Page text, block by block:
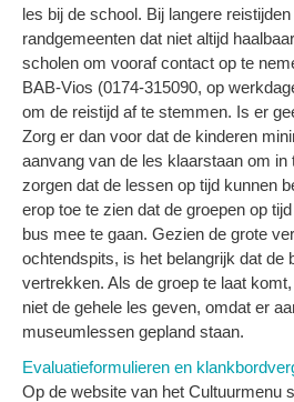
les bij de school. Bij langere
randgemeenten dat niet altijd
scholen om vooraf contact op te
BAB‑Vios (0174‑315090, op
om de reistijd af te stemmen. Is er
Zorg er dan voor dat de kinderen
aanvang van de les klaarstaan om
zorgen dat de lessen op tijd kunnen
erop toe te zien dat de groepen op
bus mee te gaan. Gezien de grote
ochtendspits, is het belangrijk dat de
vertrekken. Als de groep te laat
niet de gehele les geven, omdat er
museumlessen gepland staan.
Evaluatieformulieren en
Op de website van het Cultuurmenu